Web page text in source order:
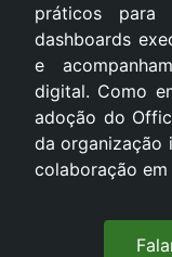
práticos para
dashboards
e
digital. Como
adoção do
da organização
colaboração